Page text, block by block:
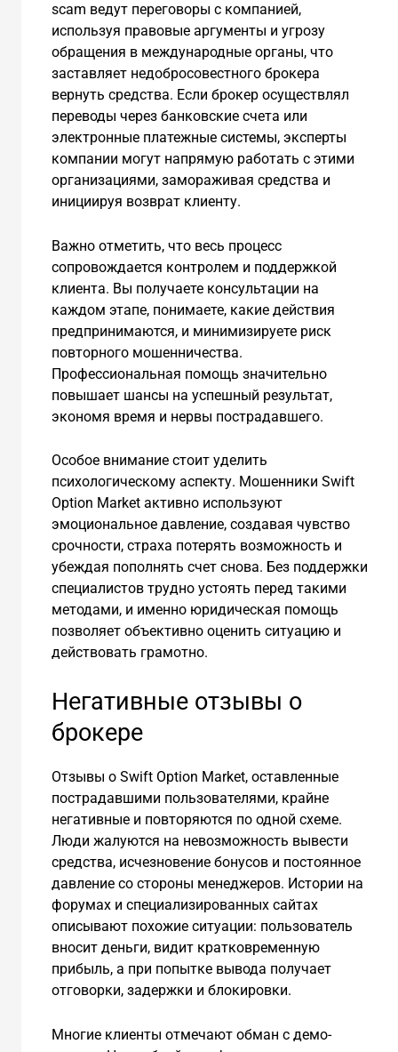
scam ведут переговоры с компанией,
используя правовые аргументы и угрозу
обращения в международные органы, что
заставляет недобросовестного брокера
вернуть средства. Если брокер осуществлял
переводы через банковские счета или
электронные платежные системы, эксперты
компании могут напрямую работать с этими
организациями, замораживая средства и
инициируя возврат клиенту.
Важно отметить, что весь процесс
сопровождается контролем и поддержкой
клиента. Вы получаете консультации на
каждом этапе, понимаете, какие действия
предпринимаются, и минимизируете риск
повторного мошенничества.
Профессиональная помощь значительно
повышает шансы на успешный результат,
экономя время и нервы пострадавшего.
Особое внимание стоит уделить
психологическому аспекту. Мошенники Swift
Option Market активно используют
эмоциональное давление, создавая чувство
срочности, страха потерять возможность и
убеждая пополнять счет снова. Без поддержки
специалистов трудно устоять перед такими
методами, и именно юридическая помощь
позволяет объективно оценить ситуацию и
действовать грамотно.
Негативные отзывы о
брокере
Отзывы о Swift Option Market, оставленные
пострадавшими пользователями, крайне
негативные и повторяются по одной схеме.
Люди жалуются на невозможность вывести
средства, исчезновение бонусов и постоянное
давление со стороны менеджеров. Истории на
форумах и специализированных сайтах
описывают похожие ситуации: пользователь
вносит деньги, видит кратковременную
прибыль, а при попытке вывода получает
отговорки, задержки и блокировки.
Многие клиенты отмечают обман с демо-